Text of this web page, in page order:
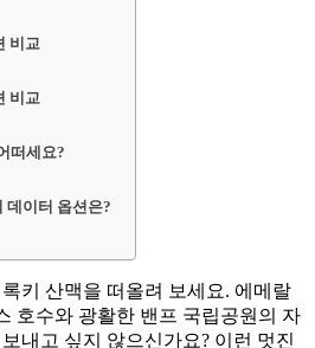
비교
비교
떠세요?
데이터 옵션은?
키 산맥을 떠올려 보세요. 에메랄
호수와 광활한 밴프 국립공원의 자
내고 싶지 않으신가요? 이런 멋진